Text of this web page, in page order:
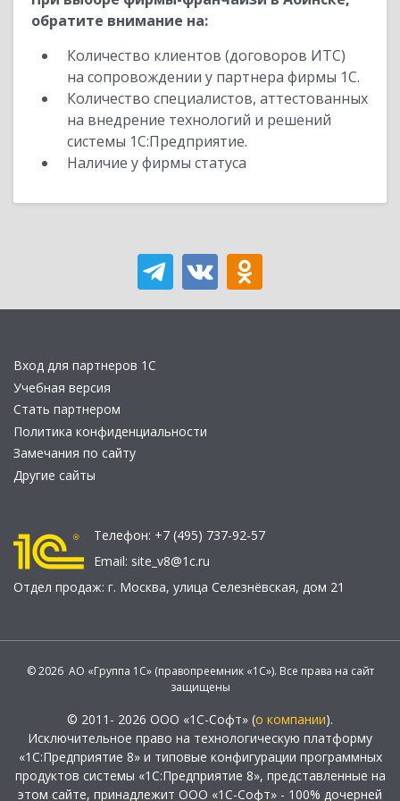
обратите внимание на:
Количество клиентов (договоров ИТС)
на сопровождении у партнера фирмы 1С.
Количество специалистов, аттестованных
на внедрение технологий и решений
системы 1С:Предприятие.
Наличие у фирмы статуса
Вход для партнеров 1С
Учебная версия
Стать партнером
Политика конфиденциальности
Замечания по сайту
Другие сайты
Телефон: +7 (495) 737-92-57
Email: site_v8@1c.ru
Отдел продаж: г. Москва, улица Селезнёвская, дом 21
© 2026 АО «Группа 1С» (правопреемник «1С»). Все права на сайт
защищены
© 2011- 2026 ООО «1С-Софт» (о компании).
Исключительное право на технологическую платформу
«1С:Предприятие 8» и типовые конфигурации программных
продуктов системы «1С:Предприятие 8», представленные на
этом сайте, принадлежит ООО «1С-Софт» - 100% дочерней